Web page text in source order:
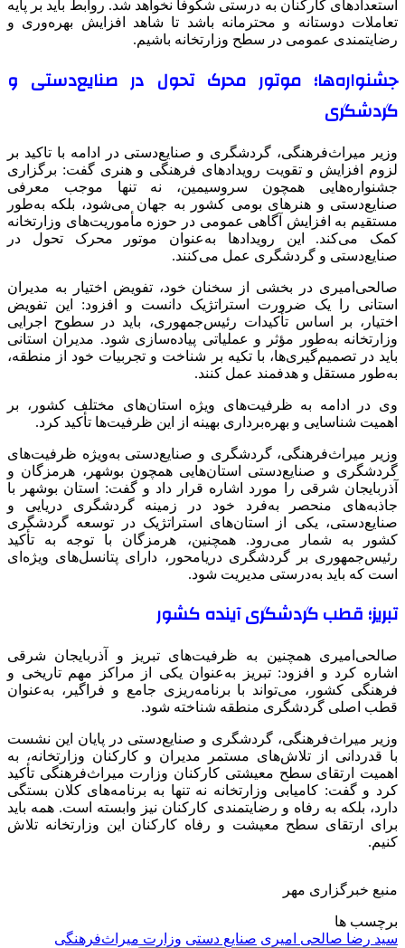
استعدادهای کارکنان به درستی شکوفا نخواهد شد. روابط باید بر پایه
تعاملات دوستانه و محترمانه باشد تا شاهد افزایش بهره‌وری و
رضایتمندی عمومی در سطح وزارتخانه باشیم.
جشنواره‌ها؛ موتور محرک تحول در صنایع‌دستی و
گردشگری
وزیر میراث‌فرهنگی، گردشگری و صنایع‌دستی در ادامه با تاکید بر
لزوم افزایش و تقویت رویدادهای فرهنگی و هنری گفت: برگزاری
جشنواره‌هایی همچون سروسیمین، نه تنها موجب معرفی
صنایع‌دستی و هنرهای بومی کشور به جهان می‌شود، بلکه به‌طور
مستقیم به افزایش آگاهی عمومی در حوزه مأموریت‌های وزارتخانه
کمک می‌کند. این رویدادها به‌عنوان موتور محرک تحول در
صنایع‌دستی و گردشگری عمل می‌کنند.
صالحی‌امیری در بخشی از سخنان خود، تفویض اختیار به مدیران
استانی را یک ضرورت استراتژیک دانست و افزود: این تفویض
اختیار، بر اساس تأکیدات رئیس‌جمهوری، باید در سطوح اجرایی
وزارتخانه به‌طور مؤثر و عملیاتی پیاده‌سازی شود. مدیران استانی
باید در تصمیم‌گیری‌ها، با تکیه بر شناخت و تجربیات خود از منطقه،
به‌طور مستقل و هدفمند عمل کنند.
وی در ادامه به ظرفیت‌های ویژه استان‌های مختلف کشور، بر
اهمیت شناسایی و بهره‌برداری بهینه از این ظرفیت‌ها تأکید کرد.
وزیر میراث‌فرهنگی، گردشگری و صنایع‌دستی به‌ویژه ظرفیت‌های
گردشگری و صنایع‌دستی استان‌هایی همچون بوشهر، هرمزگان و
آذربایجان شرقی را مورد اشاره قرار داد و گفت: استان بوشهر با
جاذبه‌های منحصر به‌فرد خود در زمینه گردشگری دریایی و
صنایع‌دستی، یکی از استان‌های استراتژیک در توسعه گردشگری
کشور به شمار می‌رود. همچنین، هرمزگان با توجه به تأکید
رئیس‌جمهوری بر گردشگریدریامحور ، دارای پتانسل‌های ویژه‌ای
است که باید به‌درستی مدیریت شود.
تبریز؛ قطب گردشگری آینده کشور
صالحی‌امیری همچنین به ظرفیت‌های تبریز و آذربایجان شرقی
اشاره کرد و افزود: تبریز به‌عنوان یکی از مراکز مهم تاریخی و
فرهنگی کشور، می‌تواند با برنامه‌ریزی جامع و فراگیر، به‌عنوان
قطب اصلی گردشگری منطقه شناخته شود.
وزیر میراث‌فرهنگی، گردشگری و صنایع‌دستی در پایان این نشست
با قدردانی از تلاش‌های مستمر مدیران و کارکنان وزارتخانه، به
اهمیت ارتقای سطح معیشتی کارکنان وزارت میراث‌فرهنگی تأکید
کرد و گفت: کامیابی وزارتخانه نه تنها به برنامه‌های کلان بستگی
دارد، بلکه به رفاه و رضایتمندی کارکنان نیز وابسته است. همه باید
برای ارتقای سطح معیشت و رفاه کارکنان این وزارتخانه تلاش
کنیم.
منبع خبرگزاری مهر
برچسب ها
سید رضا صالحی امیری صنایع دستی وزارت میراث‌فرهنگی